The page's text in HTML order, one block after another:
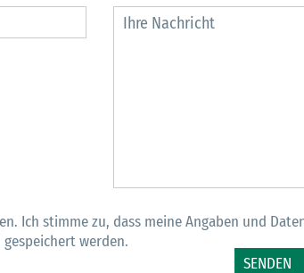
Ich stimme zu, dass meine Angaben und
werden.
SENDEN